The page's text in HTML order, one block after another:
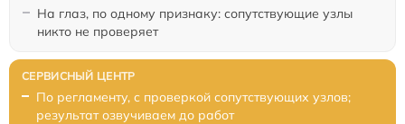
На глаз, по одному признаку: сопутствующие узлы
никто не проверяет
По регламенту, с проверкой сопутствующих узлов;
результат озвучиваем до работ